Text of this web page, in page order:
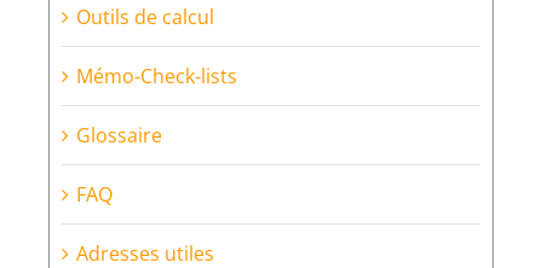
Outils de calcul
Mémo-Check-lists
Glossaire
FAQ
Adresses utiles